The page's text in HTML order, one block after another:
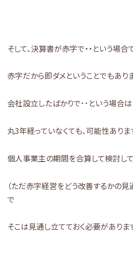
そして、決算書が赤字で・・という場合
赤字だから即ダメということでもあり
会社設立したばかりで･･という場合は
丸3年経っていなくても、可能性ありま
個人事業主の期間を合算して検討して
（ただ赤字経営をどう改善するかの
で
そこは見通し立てておく必要がありま